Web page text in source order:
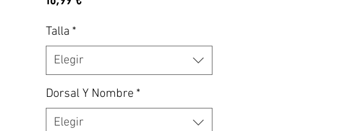
Talla *
Elegir
Dorsal Y Nombre *
Elegir